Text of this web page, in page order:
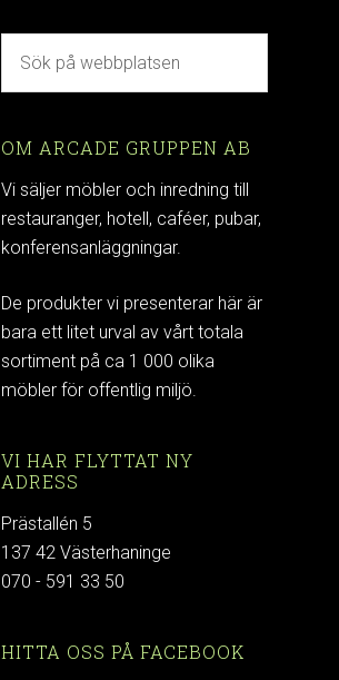
OM ARCADE GRUPPEN AB
Vi säljer möbler och inredning till
restauranger, hotell, caféer, pubar,
konferensanläggningar.
De produkter vi presenterar här är
bara ett litet urval av vårt totala
sortiment på ca 1 000 olika
möbler för offentlig miljö.
VI HAR FLYTTAT NY
ADRESS
Prästallén 5
137 42 Västerhaninge
070 - 591 33 50
HITTA OSS PÅ FACEBOOK